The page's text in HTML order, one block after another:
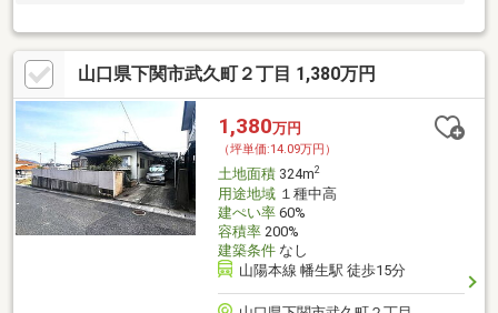
山口県下関市武久町２丁目 1,380万円
1,380万円
（坪単価:14.09万円）
土地面積324m2
用途地域１種中高
建ぺい率60%
容積率200%
建築条件なし
山陽本線 幡生駅 徒歩15分